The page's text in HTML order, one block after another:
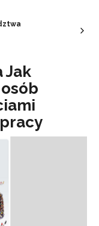
Jak